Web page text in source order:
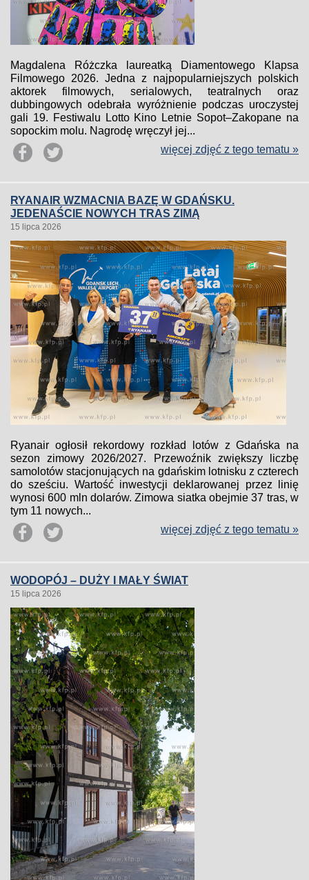
Magdalena Różczka laureatką Diamentowego Klapsa
Filmowego 2026. Jedna z najpopularniejszych polskich
aktorek filmowych, serialowych, teatralnych oraz
dubbingowych odebrała wyróżnienie podczas uroczystej
gali 19. Festiwalu Lotto Kino Letnie Sopot–Zakopane na
sopockim molu. Nagrodę wręczył jej...
więcej zdjęć z tego tematu »
RYANAIR WZMACNIA BAZĘ W GDAŃSKU.
JEDENAŚCIE NOWYCH TRAS ZIMĄ
15 lipca 2026
Ryanair ogłosił rekordowy rozkład lotów z Gdańska na
sezon zimowy 2026/2027. Przewoźnik zwiększy liczbę
samolotów stacjonujących na gdańskim lotnisku z czterech
do sześciu. Wartość inwestycji deklarowanej przez linię
wynosi 600 mln dolarów. Zimowa siatka obejmie 37 tras, w
tym 11 nowych...
więcej zdjęć z tego tematu »
WODOPÓJ – DUŻY I MAŁY ŚWIAT
15 lipca 2026